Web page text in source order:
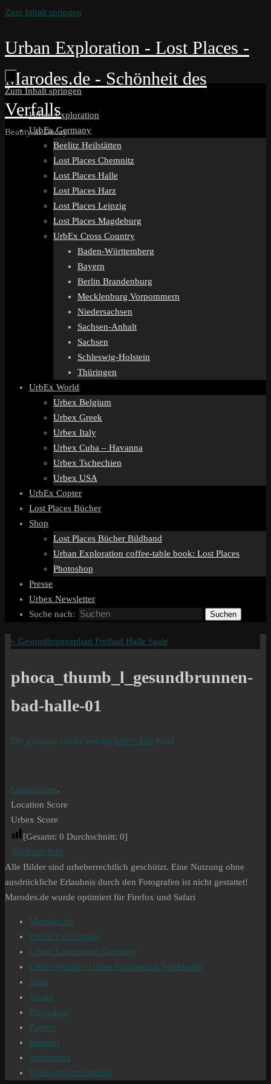
Zum Inhalt springen
Urban Exploration - Lost Places -
Marodes.de - Schönheit des
Verfalls
Beauty in Decay
Zum Inhalt springen
Urban Exploration
UrbEx Germany
Beelitz Heilstätten
Lost Places Chemnitz
Lost Places Halle
Lost Places Harz
Lost Places Leipzig
Lost Places Magdeburg
UrbEx Cross Country
Baden-Württemberg
Bayern
Berlin Brandenburg
Mecklenburg Vorpommern
Niedersachsen
Sachsen-Anhalt
Sachsen
Schleswig-Holstein
Thüringen
UrbEx World
Urbex Belgium
Urbex Greek
Urbex Italy
Urbex Cuba – Havanna
Urbex Tschechien
Urbex USA
UrbEx Copter
Lost Places Bücher
Shop
Lost Places Bücher Bildband
Urban Exploration coffee-table book: Lost Places
Photoshop
Presse
Urbex Newsletter
Suche nach:
Suchen
« Gesundbrunnenbad Freibad Halle Saale
phoca_thumb_l_gesundbrunnen-
bad-halle-01
Die gesamte Größe beträgt 640 × 426 Pixel
Lesezeichen.
Location Score
Urbex Score
[Gesamt: 0 Durchschnitt: 0]
Nächstes Bild
Alle Bilder sind urheberrechtlich geschützt. Eine Nutzung ohne
ausdrückliche Erlaubnis durch den Fotografen ist nicht gestattet!
Marodes.de wurde optimiert für Firefox und Safari
Marodes.de
Urban Exploration
Urban Exploration Germany
UrbEx World – Urban Exploration Worldwide
Shop
Books
Photoshop
Partner
Kontakt
Impressum
Datenschutzerklärung